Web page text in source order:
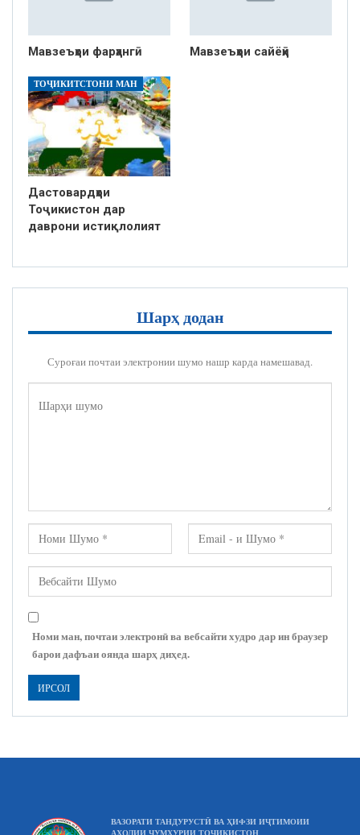
Мавзеъҳои фарҳангӣ Мавзеъҳои сайёҳӣ
ТОҶИКИТСТОНИ МАН
Дастовардҳои
Тоҷикистон дар
даврони истиқлолият
Шарҳ додан
Суроғаи почтаи электронии шумо нашр карда намешавад.
Номи ман, почтаи электронӣ ва вебсайти худро дар ин браузер
барои дафъаи оянда шарҳ диҳед.
ВАЗОРАТИ ТАНДУРУСТӢ ВА ҲИФЗИ ИҶТИМОИИ
АҲОЛИИ ҶУМҲУРИИ ТОҶИКИСТОН